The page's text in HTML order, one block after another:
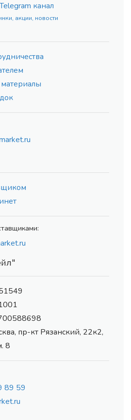
канал
акции, новости
пр-кт Рязанский, 22к2,
8
89 59